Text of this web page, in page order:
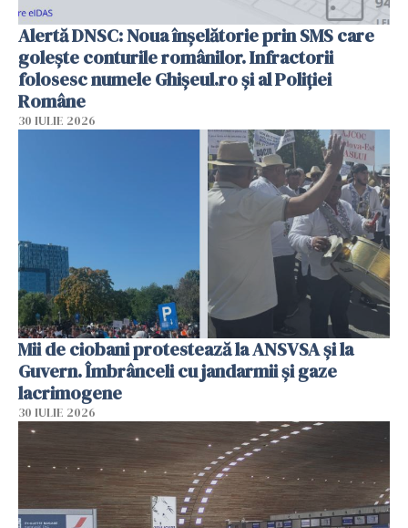
Alertă DNSC: Noua înșelătorie prin SMS care
golește conturile românilor. Infractorii
folosesc numele Ghișeul.ro și al Poliției
Române
30 IULIE 2026
Mii de ciobani protestează la ANSVSA și la
Guvern. Îmbrânceli cu jandarmii și gaze
lacrimogene
30 IULIE 2026